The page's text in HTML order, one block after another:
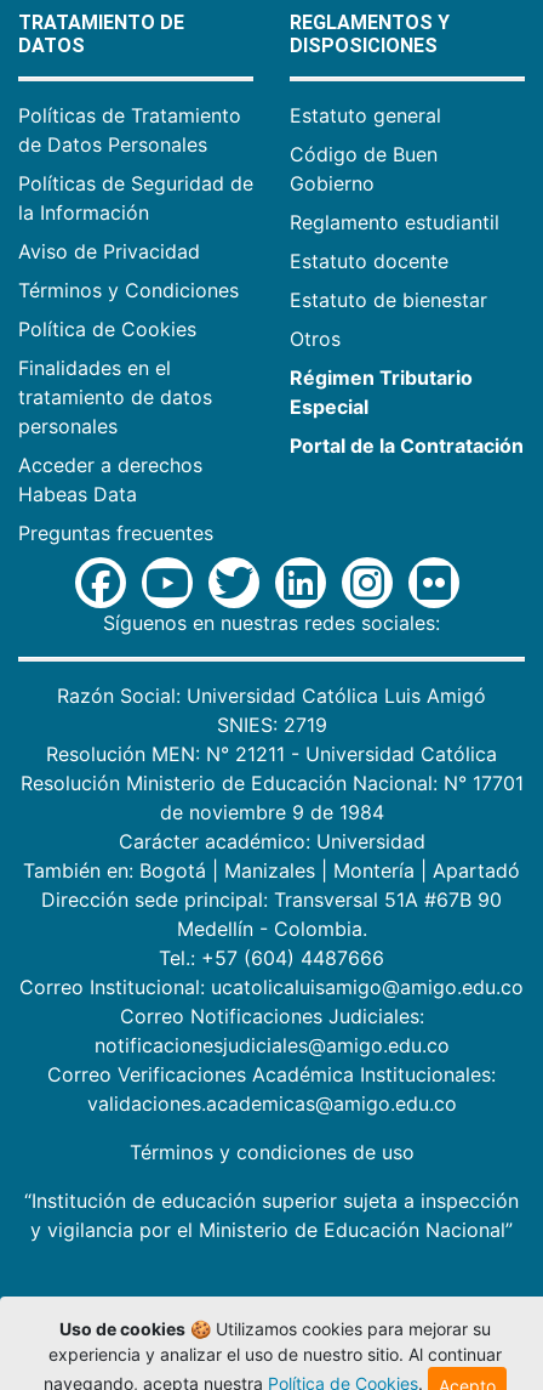
TRATAMIENTO DE
DATOS
Políticas de Tratamiento
de Datos Personales
Políticas de Seguridad de
la Información
Aviso de Privacidad
Términos y Condiciones
Política de Cookies
Finalidades en el
tratamiento de datos
personales
Acceder a derechos
Habeas Data
Preguntas frecuentes
REGLAMENTOS Y
DISPOSICIONES
Estatuto general
Código de Buen
Gobierno
Reglamento estudiantil
Estatuto docente
Estatuto de bienestar
Otros
Régimen Tributario
Especial
Portal de la Contratación
Síguenos en nuestras redes sociales:
Razón Social: Universidad Católica Luis Amigó
SNIES: 2719
Resolución MEN: N° 21211 - Universidad Católica
Resolución Ministerio de Educación Nacional: N° 17701
de noviembre 9 de 1984
Carácter académico: Universidad
También en: Bogotá Manizales Montería
Apartadó
Dirección sede principal: Transversal 51A #67B 90
Medellín - Colombia.
Tel.: +57 (604) 4487666
Correo Institucional: ucatolicaluisamigo@amigo.edu.co
Correo Notificaciones Judiciales:
notificacionesjudiciales@amigo.edu.co
Correo Verificaciones Académica Institucionales:
validaciones.academicas@amigo.edu.co
Términos y condiciones de uso
“Institución de educación superior sujeta a inspección
y vigilancia por el Ministerio de Educación Nacional”
Uso de cookies🍪 Utilizamos cookies para mejorar su
experiencia y analizar el uso de nuestro sitio. Al continuar
navegando, acepta nuestra Política de Cookies. Acepto